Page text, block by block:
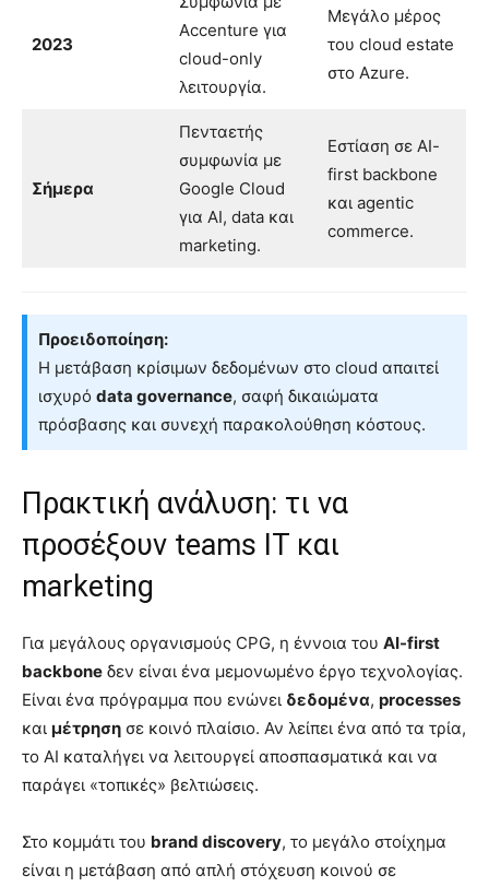
2023
Accenture για
cloud-only
λειτουργία.
Μεγάλο μέρος
του cloud estate
στο Azure.
Σήμερα
Πενταετής
συμφωνία με
Google Cloud
για AI, data και
marketing.
Εστίαση σε AI-
first backbone
και agentic
commerce.
Προειδοποίηση:
Η μετάβαση κρίσιμων δεδομένων στο cloud απαιτεί
ισχυρό data governance, σαφή δικαιώματα
πρόσβασης και συνεχή παρακολούθηση κόστους.
Πρακτική ανάλυση: τι να
προσέξουν teams IT και
marketing
Για μεγάλους οργανισμούς CPG, η έννοια του AI-first
backbone δεν είναι ένα μεμονωμένο έργο τεχνολογίας.
Είναι ένα πρόγραμμα που ενώνει δεδομένα, processes
και μέτρηση σε κοινό πλαίσιο. Αν λείπει ένα από τα τρία,
το AI καταλήγει να λειτουργεί αποσπασματικά και να
παράγει «τοπικές» βελτιώσεις.
Στο κομμάτι του brand discovery, το μεγάλο στοίχημα
είναι η μετάβαση από απλή στόχευση κοινού σε